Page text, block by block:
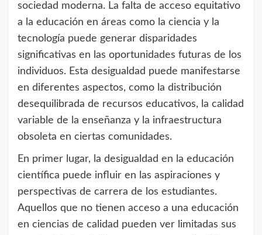
sociedad moderna. La falta de acceso equitativo
a la educación en áreas como la ciencia y la
tecnología puede generar disparidades
significativas en las oportunidades futuras de los
individuos. Esta desigualdad puede manifestarse
en diferentes aspectos, como la distribución
desequilibrada de recursos educativos, la calidad
variable de la enseñanza y la infraestructura
obsoleta en ciertas comunidades.
En primer lugar, la desigualdad en la educación
científica puede influir en las aspiraciones y
perspectivas de carrera de los estudiantes.
Aquellos que no tienen acceso a una educación
en ciencias de calidad pueden ver limitadas sus